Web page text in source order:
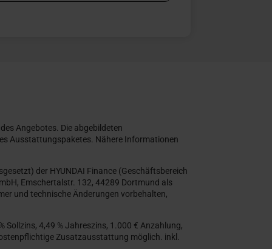
Angebotes. Die abgebildeten
Ausstattungspaketes. Nähere Informationen
der HYUNDAI Finance (Geschäftsbereich
Emschertalstr. 132, 44289 Dortmund als
und technische Änderungen vorbehalten,
Sollzins, 4,49 % Jahreszins, 1.000 € Anzahlung,
Zusatzausstattung möglich. inkl.